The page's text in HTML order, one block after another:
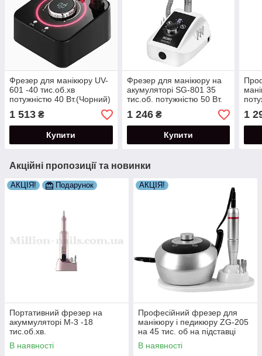
Фрезер для манікюру UV-
601 -40 тис.об.хв
потужністю 40 Вт.(Чорний)
1 513 ₴
Купити
Фрезер для манікюру на
акумуляторі SG-801 35
тис.об. потужністю 50 Вт.
1 246₴
Купити
1
Акційні пропозиції та новинки
АКЦІЯ! Подарунок
Портативний фрезер на
акуммуляторі М-3 -18
тис.об.хв.
В наявності
АКЦІЯ!
Професійний фрезер для
манікюру і педикюру ZG-205
на 45 тис. об на підставці
В наявності